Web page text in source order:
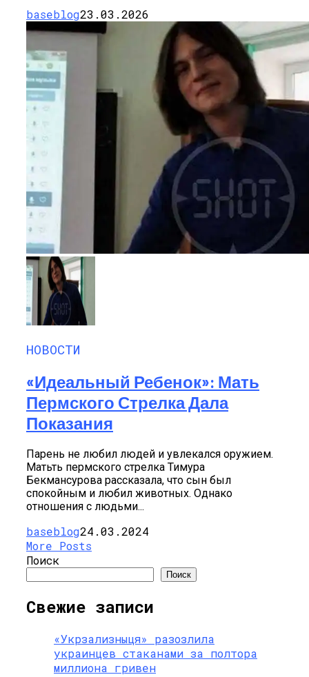
baseblog23.03.2026
НОВОСТИ
«Идеальный Ребенок»: Мать
Пермского Стрелка Дала
Показания
Парень не любил людей и увлекался оружием.
Матьть пермского стрелка Тимура
Бекмансурова рассказала, что сын был
спокойным и любил животных. Однако
отношения с людьми...
baseblog24.03.2024
More Posts
Поиск
Поиск
Свежие записи
«Укрзализныця» разозлила
украинцев стаканами за полтора
миллиона гривен